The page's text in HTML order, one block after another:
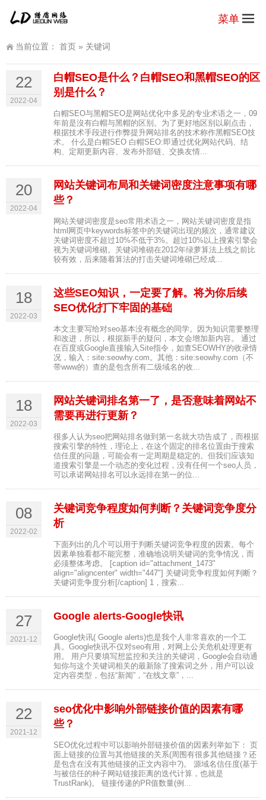
菜单
当前位置： 首页 » 关键词
22
2022-04
白帽SEO是什么？白帽SEO和黑帽SEO的区
别是什么？
白帽SEO与黑帽SEO是网站优化中多见的专业术语之一，09
年前是沒有白帽与黑帽的区别。为了更好地区别以刷点击，
根据技术手段进行作弊提升网站排名的技术称作黑帽SEO技
术。 什么是白帽SEO 白帽SEO:即通过优化网站代码、结
构、定期更新内容、发布外部链、交换友情...
20
2022-04
网站关键词布局和关键词密度注意事项有哪
些？
网站关键词密度是seo常用术语之一，网站关键词密度是指
html网页中keywords标签中的关键词出现的频次，通常建议
关键词密度不超过10%不低于3%。超过10%以上搜索引擎会
视为关键词堆砌。关键词堆砌在2012年绿萝算法上线之前比
较有效，后来随着算法的打击关键词堆砌已经成...
18
2022-03
这些SEO知识，一定要了解。将为你后续
SEO优化打下牢固的基础
本文主要写给对seo基本没有概念的同学。因为知识需要整理
和改进，所以，根据新手的疑问，本文会增加新内容。 通过
在百度或Google直接输入Site指令，如查SEOWHY的收录情
况，输入：site:seowhy.com。其他：site:seowhy.com（不
带www的）查的是包含所有二级域名的收...
18
2022-03
网站关键词排名第一了，是否意味着网站不
需要再进行更新？
很多人认为seo把网站排名做到第一名就大功告成了，而根据
搜索引擎的特性，理论上，在这个固定的排名位置由于搜索
信任度的问题，可能会有一定周期是稳定的。但我们应该知
道搜索引擎是一个动态的变化过程，没有任何一个seo人员，
可以承诺网站排名可以永远排在第一的位...
08
2022-02
关键词竞争程度如何判断？关键词竞争度分
析
下面列出的几个可以用于判断关键词竞争程度的因素。每个
因素单独看都不能完整，准确地说明关键词的竞争情况，而
必须整体考虑。 [caption id="attachment_1473"
align="aligncenter" width="447"] 关键词竞争程度如何判断？
关键词竞争度分析[/caption] 1，搜索...
27
2021-12
Google alerts-Google快讯
Google快讯( Google alerts)也是我个人非常喜欢的一个工
具。Google快讯不仅对seo有用，对网上公关危机处理更有
用。 用户只要填写想监控和关注的关键词，Google会自动通
知你与这个关键词相关的最新除了搜索词之外，用户可以设
定内容类型，包括“新闻”，“在线文章”，...
22
2021-12
seo优化中影响外部链接价值的因素有哪
些？
SEO优化过程中可以影响外部链接价值的因素列举如下： 页
面上链接的位置与其他链接的关系(周围有很多其他链接？还
是包含在没有其他链接的正文内容中?)。 源域名信任度(基于
与被信任的种子网站链接距离的迭代计算，也就是
TrustRank)。 链接传递的PR值数量(例...